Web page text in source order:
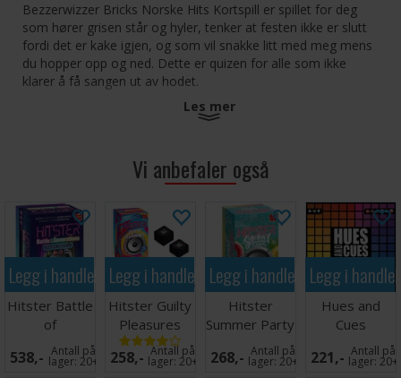
Bezzerwizzer Bricks Norske Hits Kortspill er spillet for deg
som hører grisen står og hyler, tenker at festen ikke er slutt
fordi det er kake igjen, og som vil snakke litt med meg mens
du hopper opp og ned. Dette er quizen for alle som ikke
klarer å få sangen ut av hodet.
Bezzerwizzer Bricks er en serie små quizspill innen
Overskrifter" og "TV-Serier". Finn din favorittkategori og quiz
med dine bedrevitende venner. Bezzerwizzer Bricks kan også
brukes sammen med klassiske Bezzerwizzer og
Bezzerwizzer kompakt.
Antall spillere: 2+
Alder: 15+
Spillet er på norsk
Les mer
Vi anbefaler også
Legg i handlekurven
Hitster Battle
of
Generations
Partyspill
538,- Antall på
lager: 20+
Legg i handlekurven
Hitster Guilty
Pleasures
Partyspill
258,- Antall på
lager:20+
Legg i handlekurven
Hitster
Summer Party
Partyspill
268,- Antall på
lager:20+
Legg i
Hues and
Cues
Brettspill -
Norsk
221,- Antall på
lager:20+